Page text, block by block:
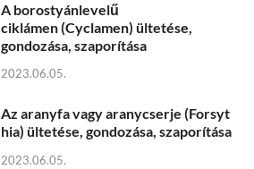
A borostyánlevelű
ciklámen (Cyclamen) ültetése,
gondozása, szaporítása
2023.06.05.
Az aranyfa vagy aranycserje (Forsyt
hia) ültetése, gondozása, szaporítása
2023.06.05.